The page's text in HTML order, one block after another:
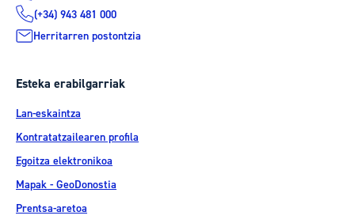
(+34) 943 481 000
Herritarren postontzia
Esteka erabilgarriak
Lan-eskaintza
Kontratatzailearen profila
Egoitza elektronikoa
Mapak - GeoDonostia
Prentsa-aretoa